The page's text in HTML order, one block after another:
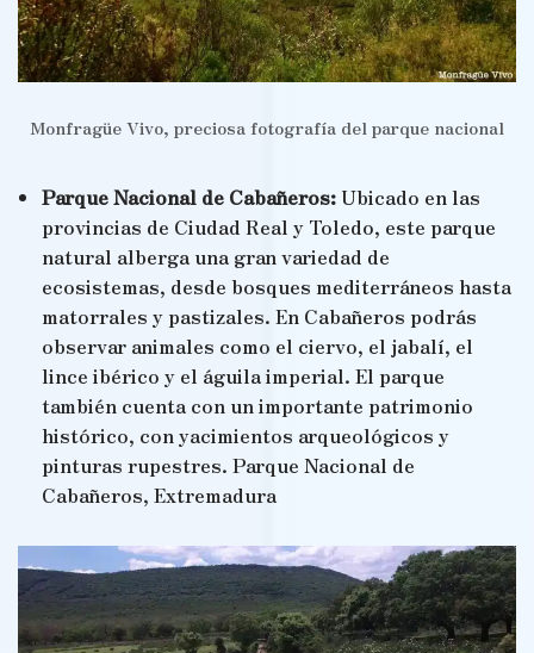
Monfragüe Vivo, preciosa fotografía del parque nacional
Parque Nacional de Cabañeros: Ubicado en las
provincias de Ciudad Real y Toledo, este parque
natural alberga una gran variedad de
ecosistemas, desde bosques mediterráneos hasta
matorrales y pastizales. En Cabañeros podrás
observar animales como el ciervo, el jabalí, el
lince ibérico y el águila imperial. El parque
también cuenta con un importante patrimonio
histórico, con yacimientos arqueológicos y
pinturas rupestres. Parque Nacional de
Cabañeros, Extremadura